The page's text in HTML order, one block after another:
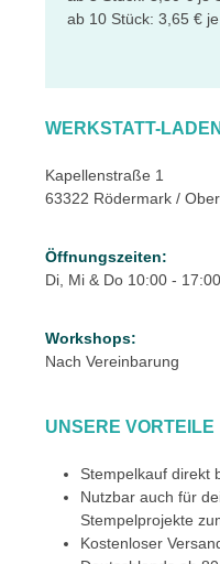
ab 10 Stück: 3,65 €
WERKSTATT-LADEN
Kapellenstraße 1
63322 Rödermark /
Öffnungszeiten:
Di, Mi & Do 10:00 -
Workshops:
Nach Vereinbarung
UNSERE VORTEILE
Stempelkauf direkt
Nutzbar auch für
Stempelprojekte
Kostenloser